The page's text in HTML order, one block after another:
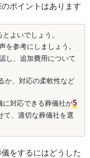
ポイントはあります
よいでしょう。
を参考にしましょう。
し、追加費用について
か、対応の柔軟性など
対応できる葬儀社が5
て、適切な葬儀社を選
をするにはどうした